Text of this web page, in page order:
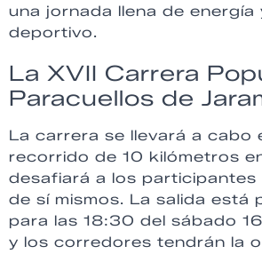
una jornada llena de energía
deportivo.
La XVII Carrera
Paracuellos de
La carrera se llevará a cabo
recorrido de 10 kilómetros
desafiará a los participantes
de sí mismos. La salida está
para las 18:30 del sábado
y los corredores tendrán la